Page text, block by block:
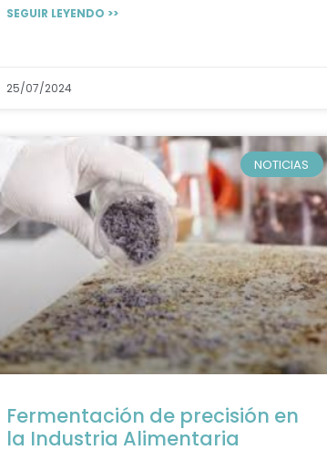
SEGUIR LEYENDO >>
25/07/2024
NOTICIAS
Fermentación de precisión en
la Industria Alimentaria